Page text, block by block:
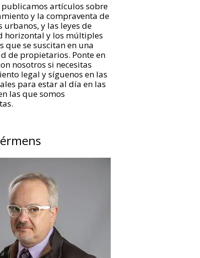
publicamos artículos sobre
y la compraventa de
urbanos, y las leyes de
horizontal y los múltiples
que se suscitan en una
de propietarios. Ponte en
nosotros si necesitas
legal y síguenos en las
para estar al día en las
las que somos